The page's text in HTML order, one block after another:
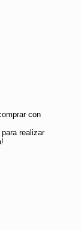
con
realizar